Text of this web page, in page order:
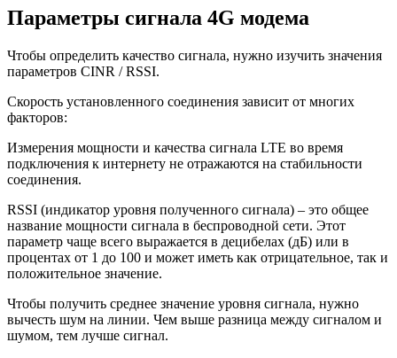
Параметры сигнала 4G модема
Чтобы определить качество сигнала, нужно изучить значения
параметров CINR / RSSI.
Скорость установленного соединения зависит от многих
факторов:
Измерения мощности и качества сигнала LTE во время
подключения к интернету не отражаются на стабильности
соединения.
RSSI (индикатор уровня полученного сигнала) – это общее
название мощности сигнала в беспроводной сети. Этот
параметр чаще всего выражается в децибелах (дБ) или в
процентах от 1 до 100 и может иметь как отрицательное, так и
положительное значение.
Чтобы получить среднее значение уровня сигнала, нужно
вычесть шум на линии. Чем выше разница между сигналом и
шумом, тем лучше сигнал.